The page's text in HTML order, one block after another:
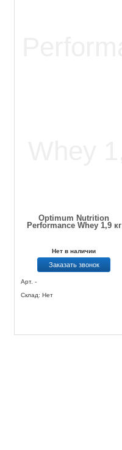
Optimum Nutrition
Performance Whey 1,9 кг
Нет в наличии
Заказать звонок
Арт. -
Склад: Нет